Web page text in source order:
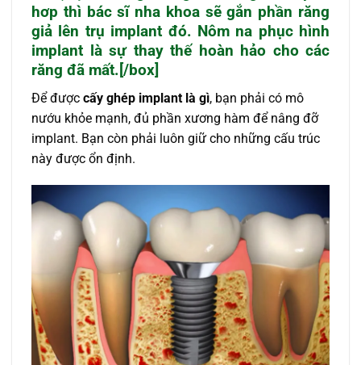
hơp thì bác sĩ nha khoa sẽ gắn phần răng
giả lên trụ implant đó. Nôm na phục hình
implant là sự thay thế hoàn hảo cho các
răng đã mất.[/box]
Để được cấy ghép implant là gì, bạn phải có mô
nướu khỏe mạnh, đủ phần xương hàm để nâng đỡ
implant. Bạn còn phải luôn giữ cho những cấu trúc
này được ổn định.